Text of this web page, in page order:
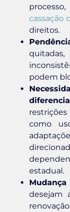
cassação
direitos.
podem
como
estadual.
desejam